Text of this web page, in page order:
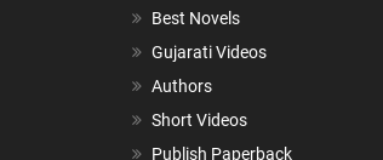
Best Novels
Gujarati Videos
Authors
Short Videos
Publish Paperback